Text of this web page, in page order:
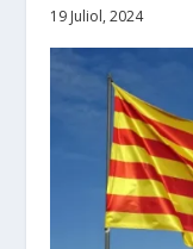
19 Juliol, 2024